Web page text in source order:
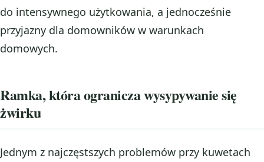
do intensywnego użytkowania, a jednocześnie
przyjazny dla domowników w warunkach
domowych.
Ramka, która ogranicza wysypywanie się
żwirku
Jednym z najczęstszych problemów przy kuwetach